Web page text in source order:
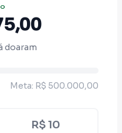
doaram
Meta: R$ 500.000,00
R$ 10